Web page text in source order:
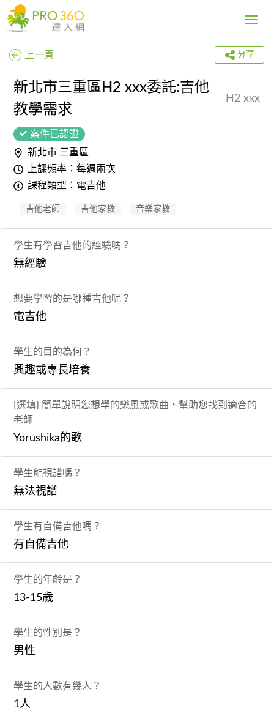
Toggle
上一頁 分享
新北市三重區H2 xxx委託:吉他
教學需求
H2 xxx
案件已認證
新北市 三重區
上課頻率：每週兩次
課程類型：電吉他
吉他老師 吉他家教 音樂家教
學生有學習吉他的經驗嗎？
無經驗
想要學習的是哪種吉他呢？
電吉他
學生的目的為何？
興趣或專長培養
[選填] 簡單說明您想學的樂風或歌曲，幫助您找到適合的
老師
Yorushika的歌
學生能視譜嗎？
無法視譜
學生有自備吉他嗎？
有自備吉他
學生的年齡是？
13-15歲
學生的性別是？
男性
學生的人數有幾人？
1人